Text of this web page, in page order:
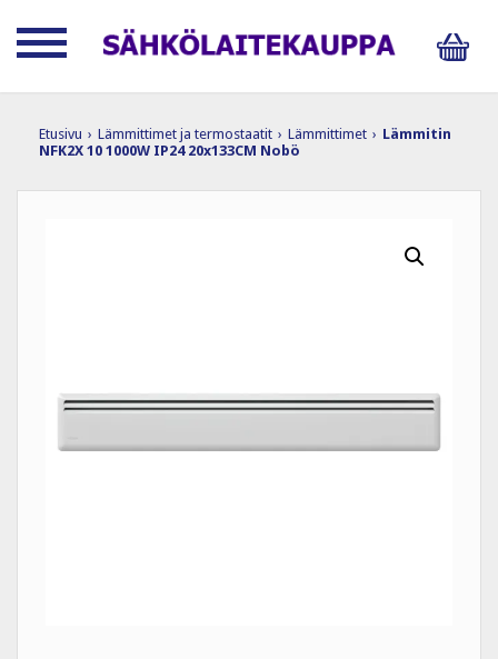
Etusivu › Lämmittimet ja termostaatit › Lämmittimet › Lämmitin
NFK2X 10 1000W IP24 20x133CM Nobö